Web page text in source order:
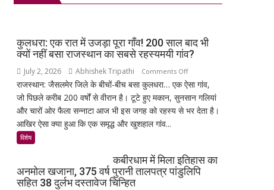
साथ
में
दमदार
एंट्री
ऐतिहासिक
घंटे
किया
बड़ा
मिशन,
बिजली
क्षमता
कुलधरा: एक रात में उजड़ा पूरा गाँव! 200 साल बाद भी
क्यों नहीं बसा राजस्थान का सबसे रहस्यमयी गांव?
July 2, 2026 Abhishek Tripathi Comments Offon
कुलधरा:
एक
रात
गाँव!
200
राजस्थान: जैसलमेर जिले के बीचों-बीच बसा कुलधरा… एक ऐसा गांव,
जो पिछले करीब 200 वर्षों से वीरान है। टूटे हुए मकान, सुनसान गलियां
और चारों ओर फैला सन्नाटा आज भी इस जगह को रहस्य से भर देता है।
आखिर ऐसा क्या हुआ कि एक समृद्ध और खुशहाल गांव...
विशेष
कबीरधाम में मिला इतिहास का
अनमोल खजाना, 375 वर्ष पुरानी तालपत्र पांडुलिपि
सहित 38 दुर्लभ दस्तावेज चिन्हित